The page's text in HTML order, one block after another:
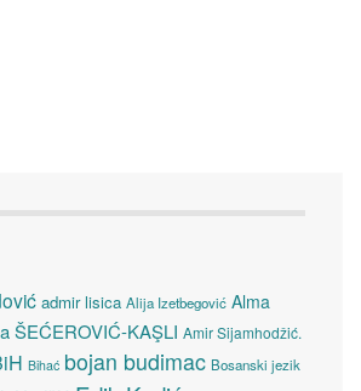
admir lisica Alija Izetbegović Alma
ŠEĆEROVIĆ-KAŞLI Amir Sijamhodžić.
Bihać bojan budimac Bosanski jezik